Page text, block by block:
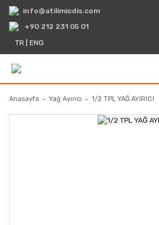
info@atilimicdis.com
+90 212 231 05 01
TR
ENG
Anasayfa Yağ Ayırıcı 1/2 TPL YAĞ AYIRICI